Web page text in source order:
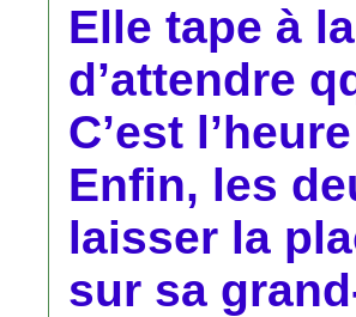
Elle tape à
d’attendre
C’est
Enfin, les
laisser la
sur sa